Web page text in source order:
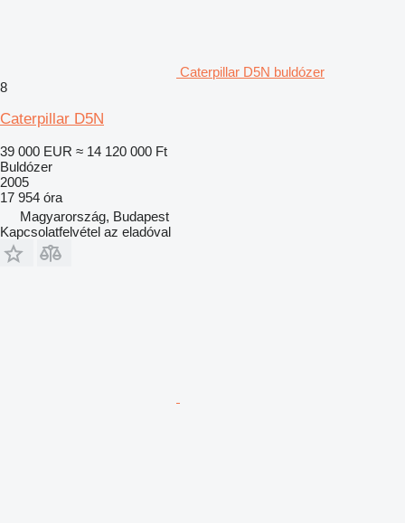
Caterpillar D5N buldózer
8
Caterpillar D5N
39 000 EUR ≈ 14 120 000 Ft
Buldózer
2005
17 954 óra
Magyarország, Budapest
Kapcsolatfelvétel az eladóval